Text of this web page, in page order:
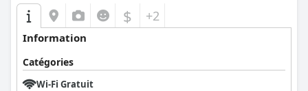
$ +2
Information
Catégories
Wi-Fi Gratuit